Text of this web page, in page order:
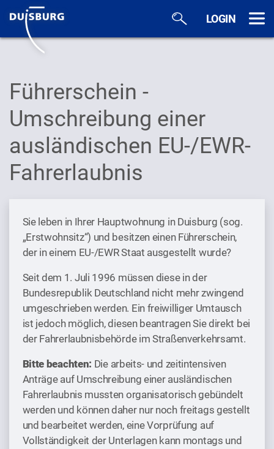
Zum Hauptinhalt springen
LOGIN
Führerschein -
Umschreibung einer
ausländischen EU-/EWR-
Fahrerlaubnis
Sie leben in Ihrer Hauptwohnung in Duisburg (sog.
„Erstwohnsitz“) und besitzen einen Führerschein,
der in einem EU-/EWR Staat ausgestellt wurde?
Seit dem 1. Juli 1996 müssen diese in der
Bundesrepublik Deutschland nicht mehr zwingend
umgeschrieben werden. Ein freiwilliger Umtausch
ist jedoch möglich, diesen beantragen Sie direkt bei
der Fahrerlaubnisbehörde im Straßenverkehrsamt.
Bitte beachten: Die arbeits- und zeitintensiven
Anträge auf Umschreibung einer ausländischen
Fahrerlaubnis mussten organisatorisch gebündelt
werden und können daher nur noch freitags gestellt
und bearbeitet werden, eine Vorprüfung auf
Vollständigkeit der Unterlagen kann montags und